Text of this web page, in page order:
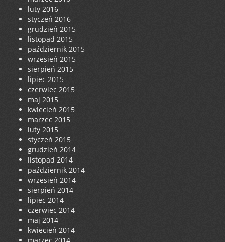
luty 2016
styczeń 2016
grudzień 2015
listopad 2015
październik 2015
wrzesień 2015
sierpień 2015
lipiec 2015
czerwiec 2015
maj 2015
kwiecień 2015
marzec 2015
luty 2015
styczeń 2015
grudzień 2014
listopad 2014
październik 2014
wrzesień 2014
sierpień 2014
lipiec 2014
czerwiec 2014
maj 2014
kwiecień 2014